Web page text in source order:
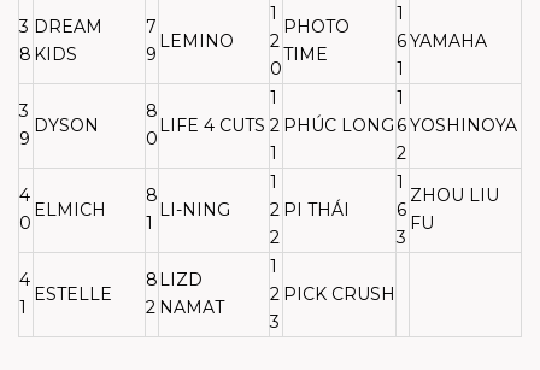
3
8
DREAM
KIDS
7
9
LEMINO
1
2
0
PHOTO
TIME
1
6
1
YAMAHA
3
9
DYSON
8
0
LIFE 4 CUTS
1
2
1
PHÚC LONG
1
6
2
YOSHINOYA
4
0
ELMICH
8
1
LI-NING
1
2
2
PI THÁI
1
6
3
ZHOU LIU
FU
4
1
ESTELLE
8
2
LIZD
NAMAT
1
2
3
PICK CRUSH